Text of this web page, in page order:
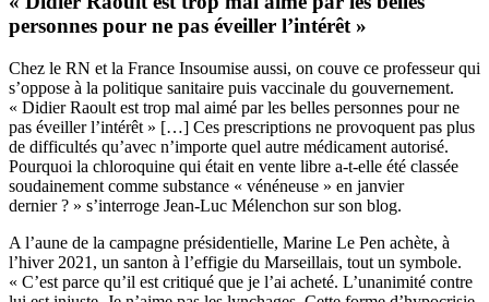
personnes pour ne pas éveiller l’intérêt »
Chez le RN et la France Insoumise aussi, on couve ce professeur qui
s’oppose à la politique sanitaire puis vaccinale du gouvernement.
« Didier Raoult est trop mal aimé par les belles personnes pour ne
pas éveiller l’intérêt » […] Ces prescriptions ne provoquent pas plus
de difficultés qu’avec n’importe quel autre médicament autorisé.
Pourquoi la chloroquine qui était en vente libre a-t-elle été classée
soudainement comme substance « vénéneuse » en janvier
dernier ? » s’interroge Jean-Luc Mélenchon sur son blog.
A l’aune de la campagne présidentielle, Marine Le Pen achète, à
l’hiver 2021, un santon à l’effigie du Marseillais, tout un symbole.
« C’est parce qu’il est critiqué que je l’ai acheté. L’unanimité contre